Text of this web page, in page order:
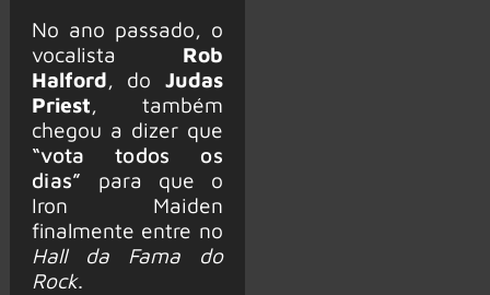
No ano passado, o
vocalista Rob
Halford, do Judas
Priest, também
chegou a dizer que
“vota todos os
dias” para que o
Iron Maiden
finalmente entre no
Hall da Fama do
Rock.